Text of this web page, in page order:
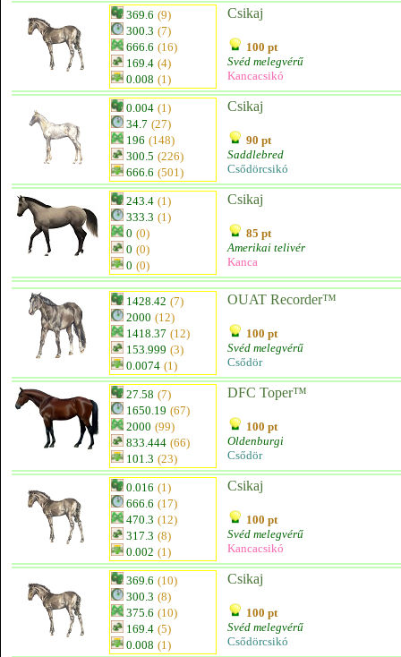
369.6 (9)
300.3 (7)
666.6 (16)
169.4 (4)
0.008 (1)
Csikaj
100 pt
Svéd melegvérű
Kancacsikó
0.004 (1)
34.7 (27)
196 (148)
300.5 (226)
666.6 (501)
Csikaj
90 pt
Saddlebred
Csődörcsikó
243.4 (1)
333.3 (1)
0 (0)
0 (0)
0 (0)
Csikaj
85 pt
Amerikai telivér
Kanca
1428.42 (7)
2000 (12)
1418.37 (12)
153.999 (3)
0.0074 (1)
OUAT Recorder™
100 pt
Svéd melegvérű
Csődör
27.58 (7)
1650.19 (67)
2000 (99)
833.444 (66)
101.3 (23)
DFC Toper™
100 pt
Oldenburgi
Csődör
0.016 (1)
666.6 (17)
470.3 (12)
317.3 (8)
0.002 (1)
Csikaj
100 pt
Svéd melegvérű
Kancacsikó
369.6 (10)
300.3 (8)
375.6 (10)
169.4 (5)
0.008 (1)
Csikaj
100 pt
Svéd melegvérű
Csődörcsikó